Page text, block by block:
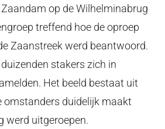
op de Wilhelminabrug
treffend hoe de oproep
Zaanstreek werd beantwoord.
stakers zich in
Het beeld bestaat uit
omstanders duidelijk maakt
werd uitgeroepen.